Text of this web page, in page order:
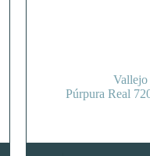
Vallejo
Púrpura Real